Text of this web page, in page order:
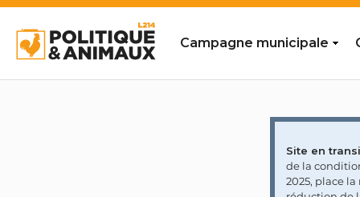
Campagne municipale
Site en
de la
2025, place